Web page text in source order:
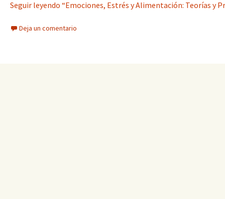
Seguir leyendo “Emociones, Estrés y Alimentación: Teorías y
Deja un comentario